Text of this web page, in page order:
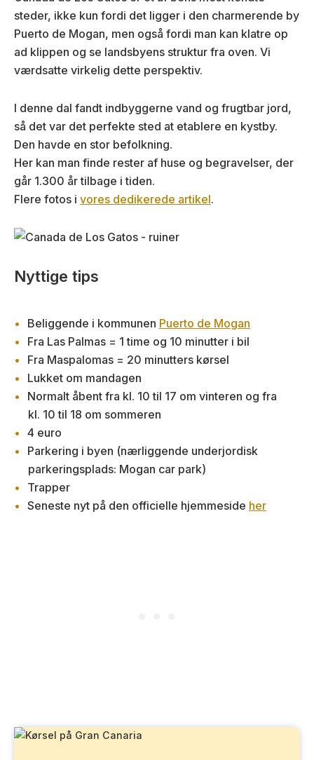
steder, ikke kun fordi det ligger i den charmerende by
Puerto de Mogan, men også fordi man kan klatre op
ad klippen og se landsbyens struktur fra oven. Vi
værdsatte virkelig dette perspektiv.
I denne dal fandt indbyggerne vand og frugtbar jord,
så det var det perfekte sted at etablere en kystby.
Den havde en stor befolkning.
Her kan man finde rester af huse og begravelser, der
går 1.300 år tilbage i tiden.
Flere fotos i vores dedikerede artikel.
Nyttige tips
Beliggende i kommunen Puerto de Mogan
Fra Las Palmas = 1 time og 10 minutter i bil
Fra Maspalomas = 20 minutters kørsel
Lukket om mandagen
Normalt åbent fra kl. 10 til 17 om vinteren og fra
kl. 10 til 18 om sommeren
4 euro
Parkering i byen (nærliggende underjordisk
parkeringsplads: Mogan car park)
Trapper
Seneste nyt på den officielle hjemmeside her